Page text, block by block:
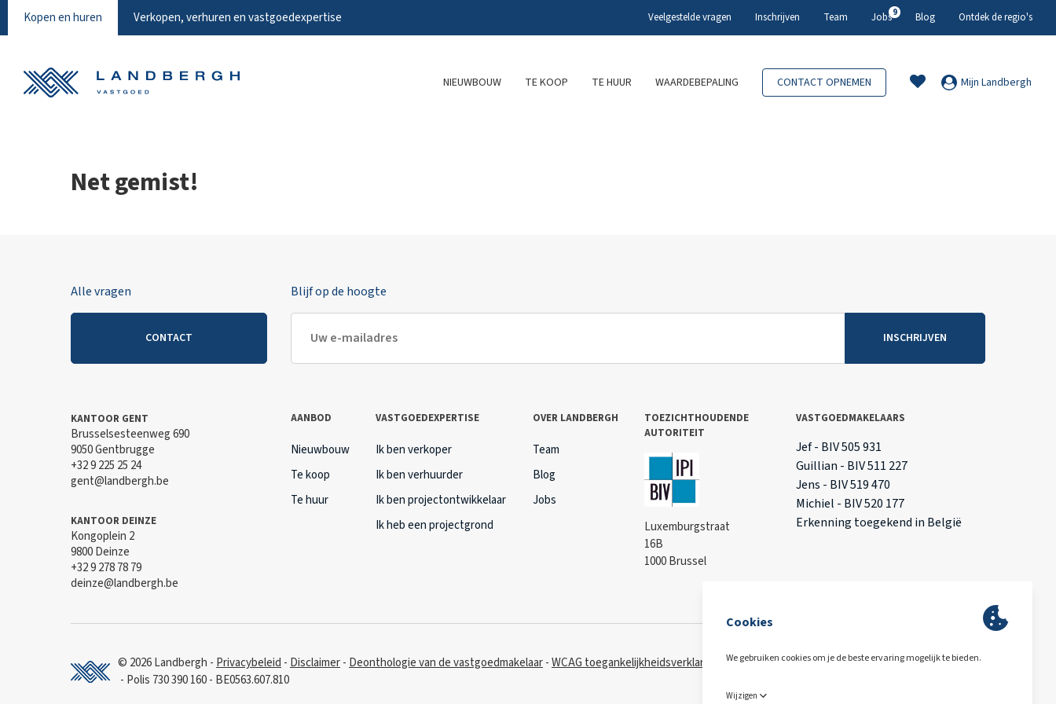
NIEUWBOUW TE KOOP TE HUUR WAARDEBEPALING CONTACT OPNEMEN Mijn Landbergh
Kopen en huren Verkopen, verhuren en vastgoedexpertise Veelgestelde vragen Inschrijven Team Jobs9 Blog Ontdek de regio's
Net gemist!
Alle vragen
CONTACT
Blijf op de hoogte
INSCHRIJVEN
KANTOOR GENT
Brusselsesteenweg 690
9050 Gentbrugge
+32 9 225 25 24
gent@landbergh.be
KANTOOR DEINZE
Kongoplein 2
9800 Deinze
+32 9 278 78 79
deinze@landbergh.be
AANBOD
Nieuwbouw
Te koop
Te huur
VASTGOEDEXPERTISE
Ik ben verkoper
Ik ben verhuurder
Ik ben projectontwikkelaar
Ik heb een projectgrond
OVER LANDBERGH
Team
Blog
Jobs
TOEZICHTHOUDENDE
AUTORITEIT
Luxemburgstraat
16B
1000 Brussel
VASTGOEDMAKELAARS
Jef - BIV 505 931
Guillian - BIV 511 227
Jens - BIV 519 470
Michiel - BIV 520 177
Erkenning toegekend in België
© 2026 Landbergh Privacybeleid Disclaimer Deonthologie van de vastgoedmakelaar WCAG toegankelijkheidsverklaring
BA & Borg via AXA
Polis 730 390 160 BE0563.607.810